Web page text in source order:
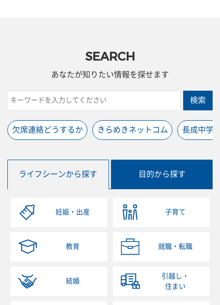
SEARCH
あなたが知りたい情報を探せます
検索
欠席連絡どうするか きらめきネットコム 長成中学
ライフシーンから探す 目的から探す
妊娠・出産 子育て
教育 就職・転職
結婚
引越し・
住まい